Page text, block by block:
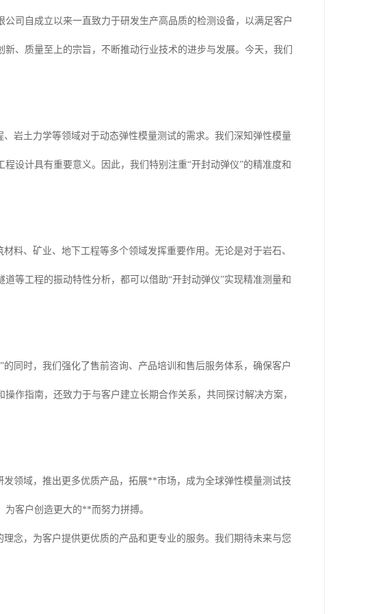
司自成立以来一直致力于研发生产高品质的检测设备，以满足客户
、质量至上的宗旨，不断推动行业技术的进步与发展。今天，我们
岩土力学等领域对于动态弹性模量测试的需求。我们深知弹性模量
设计具有重要意义。因此，我们特别注重“开封动弹仪”的精准度和
料、矿业、地下工程等多个领域发挥重要作用。无论是对于岩石、
等工程的振动特性分析，都可以借助“开封动弹仪”实现精准测量和
同时，我们强化了售前咨询、产品培训和售后服务体系，确保客户
作指南，还致力于与客户建立长期合作关系，共同探讨解决方案，
领域，推出更多优质产品，拓展**市场，成为全球弹性模量测试技
客户创造更大的**而努力拼搏。
念，为客户提供更优质的产品和更专业的服务。我们期待未来与您